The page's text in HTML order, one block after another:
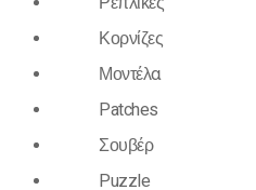
Κορνίζες
Μοντέλα
Patches
Σουβέρ
Puzzle